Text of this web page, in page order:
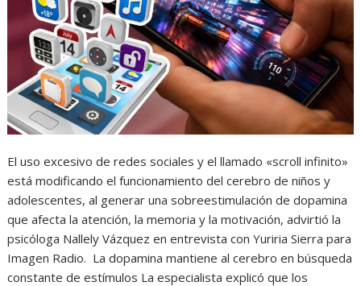
El uso excesivo de redes sociales y el llamado «scroll infinito»
está modificando el funcionamiento del cerebro de niños y
adolescentes, al generar una sobreestimulación de dopamina
que afecta la atención, la memoria y la motivación, advirtió la
psicóloga Nallely Vázquez en entrevista con Yuriria Sierra para
Imagen Radio. La dopamina mantiene al cerebro en búsqueda
constante de estímulos La especialista explicó que los